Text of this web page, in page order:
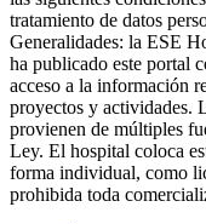
tratamiento de datos
Generalidades: la ESE
ha publicado este portal
acceso a la información
proyectos y actividades.
provienen de múltiples
Ley. El hospital coloca
forma individual, como
prohibida toda